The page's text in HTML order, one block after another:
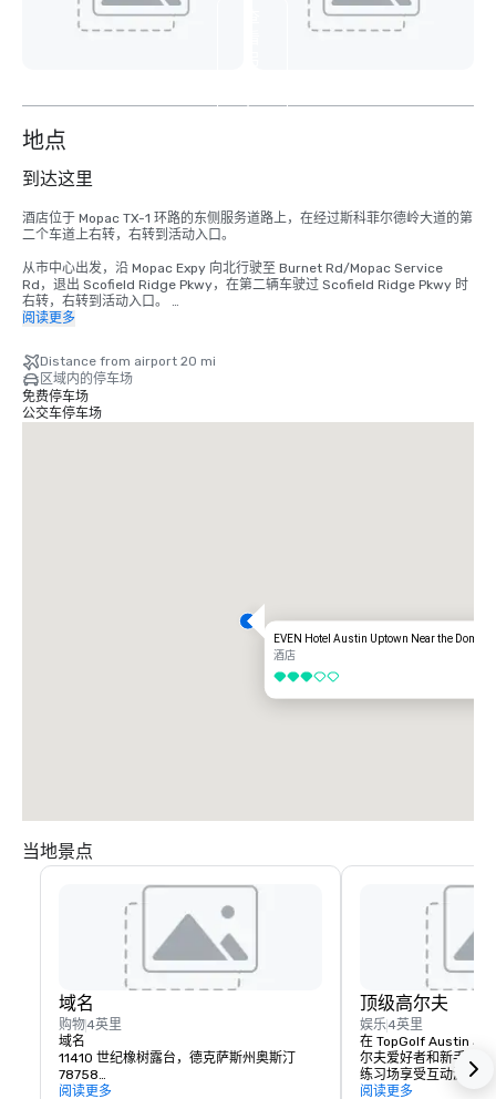
7
地点
到达这里
酒店位于 Mopac TX-1 环路的东侧服务道路上，在经过斯科菲尔德岭大道的第
二个车道上右转，右转到活动入口。
从市中心出发，沿 Mopac Expy 向北行驶至 Burnet Rd/Mopac Service
Rd，退出 Scofield Ridge Pkwy，在第二辆车驶过 Scofield Ridge Pkwy 时
右转，右转到活动入口。
出发，退出 Scofield Ridge Pkwy，在第二辆车驶过 Scofield Ridge Pkwy
时右转，右转到活动入口。
从 I-35 出发，从南行驶出 246 号霍华德巷。sh1825/pflugerville。在霍华
德巷右转，在 TX-1 Loop/Mopac 服务路上右转，在第二辆车驶过 Scofield
阅读更多
Distance from airport 20 mi
区域内的停车场
免费停车场
公交车停车场
EVEN Hotel Austin Uptown Near the
酒店
3/5
当地景点
域名
购物4英里
域名
11410 世纪橡树露台，德克萨斯州奥斯汀
78758
阅读更多
顶级高尔夫
娱乐4英里
在 TopGolf Austin 尽
尔夫爱好者和新手的
练习场享受互动游戏
氛围。TopGolf 拥有
阅读更多